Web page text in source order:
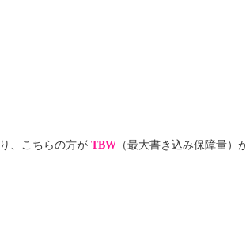
、こちらの方が TBW（最大書き込み保障量）